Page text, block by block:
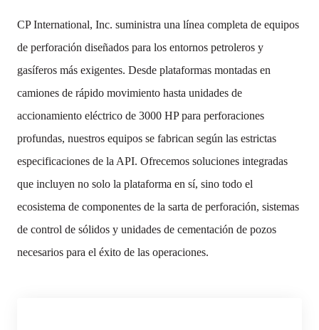
CP International, Inc. suministra una línea completa de equipos
de perforación diseñados para los entornos petroleros y
gasíferos más exigentes. Desde plataformas montadas en
camiones de rápido movimiento hasta unidades de
accionamiento eléctrico de 3000 HP para perforaciones
profundas, nuestros equipos se fabrican según las estrictas
especificaciones de la API. Ofrecemos soluciones integradas
que incluyen no solo la plataforma en sí, sino todo el
ecosistema de componentes de la sarta de perforación, sistemas
de control de sólidos y unidades de cementación de pozos
necesarios para el éxito de las operaciones.